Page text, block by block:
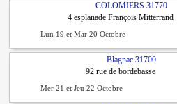
COLOMIERS 31770
4 esplanade François Mitterrand
Lun 19 et Mar 20 Octobre
Blagnac 31700
92 rue de bordebasse
Mer 21 et Jeu 22 Octobre